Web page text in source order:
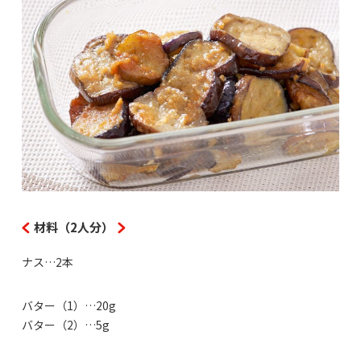
材料（2人分）
ナス…2本
バター（1）…20g
バター（2）…5g